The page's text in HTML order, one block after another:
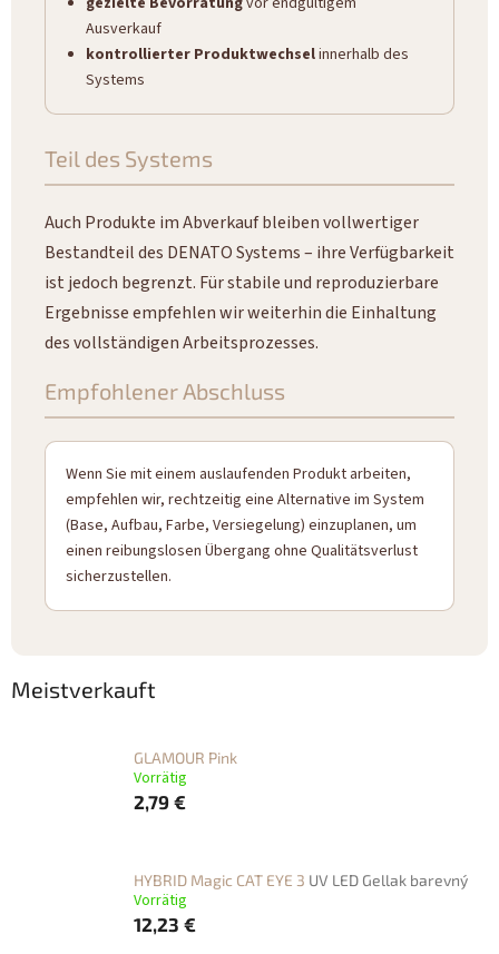
Ausverkauf
kontrollierter Produktwechselinnerhalb des
Systems
Teil des Systems
Auch Produkte im Abverkauf bleiben vollwertiger
Bestandteil des DENATO Systems – ihre Verfügbarkeit
ist jedoch begrenzt. Für stabile und reproduzierbare
Ergebnisse empfehlen wir weiterhin die Einhaltung
des vollständigen Arbeitsprozesses.
Empfohlener Abschluss
Wenn Sie mit einem auslaufenden Produkt arbeiten,
empfehlen wir, rechtzeitig eine Alternative im System
(Base, Aufbau, Farbe, Versiegelung) einzuplanen, um
einen reibungslosen Übergang ohne Qualitätsverlust
sicherzustellen.
Meistverkauft
GLAMOUR Pink
Vorrätig
2,79 €
HYBRID Magic CAT EYE 3 UV LED Gellak barevný
Vorrätig
12,23 €